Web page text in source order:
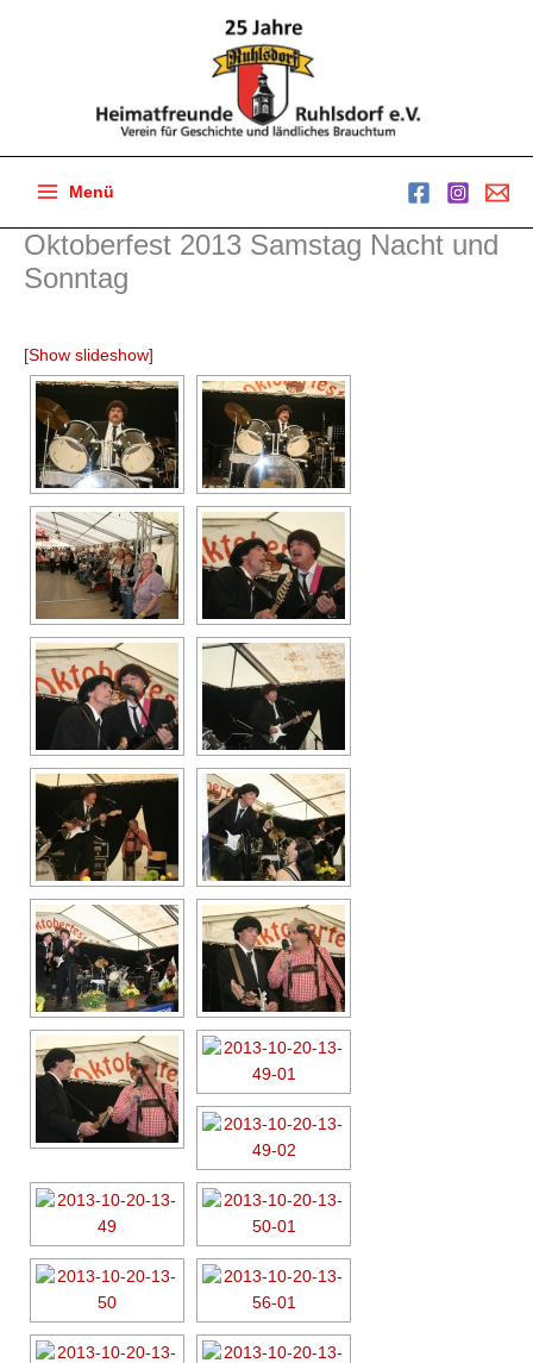
Menu
Menü
Oktoberfest 2013 Samstag Nacht und
Sonntag
[Show slideshow]